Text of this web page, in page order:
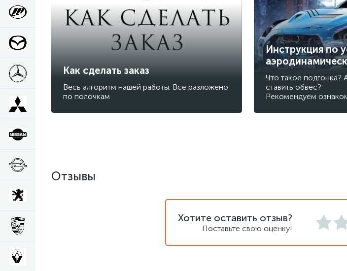
Как сделать заказ
Весь алгоритм нашей работы. Все разложено
по полочкам
Инструкция по
Что такое подгонка?
ставить обвес?
Рекомендуем
Отзывы
Хотите оставить отзыв?
Поставьте свою оценку!